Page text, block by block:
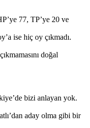
77, TP’ye 20 ve
ise hiç oy çıkmadı.
doğal
bizi anlayan yok.
aday olma gibi bir